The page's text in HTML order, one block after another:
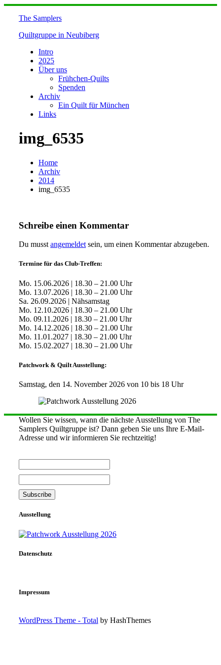
Skip
The Samplers
Quiltgruppe in Neubiberg
Intro
2025
Über uns
Frühchen-Quilts
Spenden
Archiv
Ein Quilt für München
Links
img_6535
Home
Archiv
2014
img_6535
Schreibe einen Kommentar
Du musst angemeldet sein, um einen Kommentar abzugeben.
Termine für das Club-Treffen:
Mo. 15.06.2026 | 18.30 – 21.00 Uhr
Mo. 13.07.2026 | 18.30 – 21.00 Uhr
Sa. 26.09.2026 | Nähsamstag
Mo. 12.10.2026 | 18.30 – 21.00 Uhr
Mo. 09.11.2026 | 18.30 – 21.00 Uhr
Mo. 14.12.2026 | 18.30 – 21.00 Uhr
Mo. 11.01.2027 | 18.30 – 21.00 Uhr
Mo. 15.02.2027 | 18.30 – 21.00 Uhr
Patchwork & Quilt Ausstellung:
Samstag, den 14. November 2026 von 10 bis 18 Uhr
Wollen Sie wissen, wann die nächste Ausstellung von The
Samplers Quiltgruppe ist? Dann geben Sie uns Ihre E-Mail-
Adresse und wir informieren Sie rechtzeitig!
Ausstellung
Datenschutz
Impressum
WordPress Theme - Total by HashThemes